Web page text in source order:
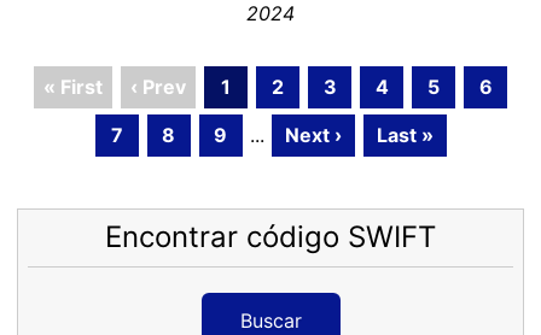
2024
« First ‹ Prev 1 2 3 4 5
6
7
8 9 ... Next › Last »
Encontrar código SWIFT
Buscar